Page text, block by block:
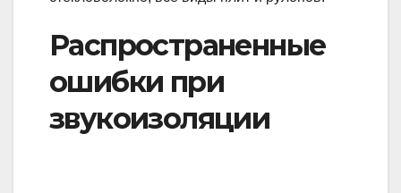
Распространенные
ошибки при
звукоизоляции